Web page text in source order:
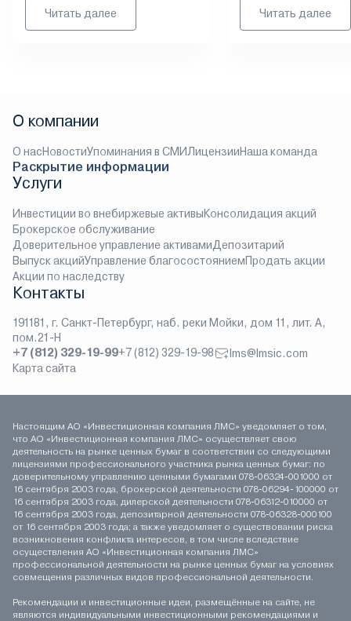
Читать далее Читать далее
О компании
О насНовостиУпоминания в СМИЛицензииНаша команда
Раскрытие информации
Услуги
Инвестиции во внебиржевые активыКонсолидация акций
Брокерское обслуживание
Доверительное управление активамиДепозитарий
Выпуск акцийУправление благосостояниемПродать акции
Акции по наследству
Контакты
191181, г. Санкт-Петербург, наб. реки Мойки, дом 11, лит. А,
пом.21-Н
+7 (812) 329-19-99+7 (812) 329-19-98
lms@lmsic.com
Карта сайта
Настоящим АО «Инвестиционная компания ЛМС» уведомляет о том,
что АО «Инвестиционная компания ЛМС» осуществляет свою
деятельность на рынке ценных бумаг в соответствии со следующими
лицензиями профессионального участника рынка ценных бумаг: по
доверительному управлению ценными бумагами 078-06324-001000 от
16 сентября 2003 года, брокерской деятельности 078-06294-100000 от
16 сентября 2003 года, дилерской деятельности 078-06312-010000 от
16 сентября 2003 года, депозитарной деятельности 078-06328-000100
от 16 сентября 2003 года; а также уведомляет о существовании риска
возникновения конфликта интересов, в том числе вследствие
осуществления АО «Инвестиционная компания ЛМС»
профессиональной деятельности на рынке ценных бумаг на условиях
совмещения различных видов профессиональной деятельности.
Рекомендации и инвестиционные идеи, размещённые на сайте, не
являются индивидуальными инвестиционными рекомендациями и